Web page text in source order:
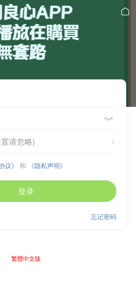



请忽略)
议》 和 《隐私声明》
登录
忘记密码
繁體中文版